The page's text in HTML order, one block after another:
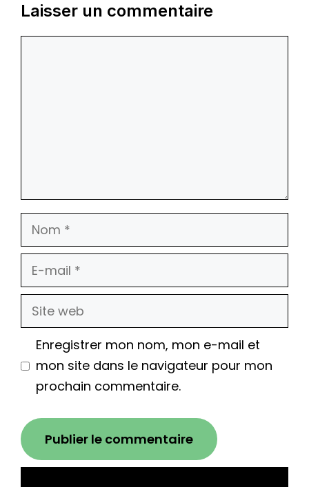
Laisser un commentaire
Nom
E-
mail
Site
web
Enregistrer mon nom, mon e-mail et
mon site dans le navigateur pour mon
prochain commentaire.